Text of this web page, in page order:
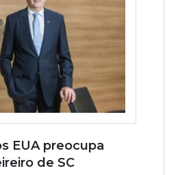
EUA preocupa
de SC